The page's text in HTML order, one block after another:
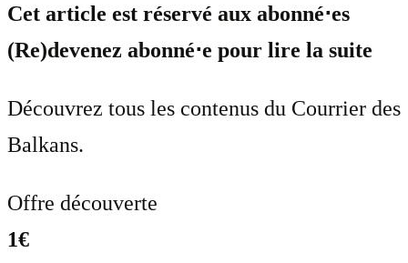
Cet article est réservé aux abonné⋅es
(Re)devenez abonné⋅e pour lire la suite
Découvrez tous les contenus du Courrier des
Balkans.
Offre découverte
1€